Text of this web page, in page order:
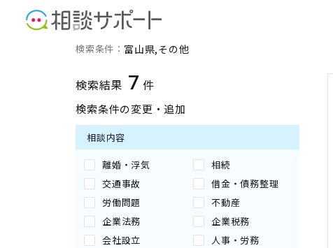
富山県のその他に強い専門家
検索条件： 富山県 その他
検索結果 7 件
検索条件の変更・追加
相談内容
離婚・浮気
相続
交通事故
借金・債務整理
労働問題
不動産
企業法務
企業税務
会社設立
人事・労務